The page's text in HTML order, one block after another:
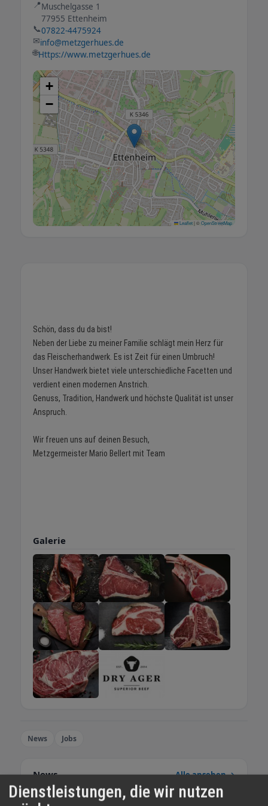
Schön, dass du da bist!
Neben der Liebe zu meiner Familie schlägt mein Herz für
das Fleischerhandwerk. Es ist Zeit für einen Umbruch!
Unser Handwerk bietet viele unterschiedliche Facetten und
verdient einen modernen Anstrich.
Genuss, Tradition, Handwerk und höchste Qualität ist unser
Anspruch.
Wir freuen uns auf deinen Besuch,
Metzgermeister Mario Bellert mit Team
Galerie
News Jobs
News Alle ansehen →
News
📍Muschelgasse 1
77955 Ettenheim
📞07822-4475924
✉info@metzgerhues.de
🌐Https://www.metzgerhues.de
+
−
Leaflet|©OpenStreetMap
Dienstleistungen, die wir nutzen